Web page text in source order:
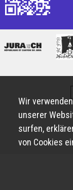
Wir
unserer
surfen,
von Cookies